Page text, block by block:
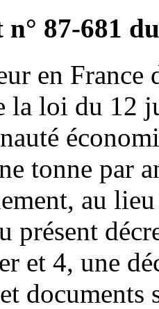
n° 87-681
en France
la loi du 12
tonne par
au
présent
et 4, une
documents